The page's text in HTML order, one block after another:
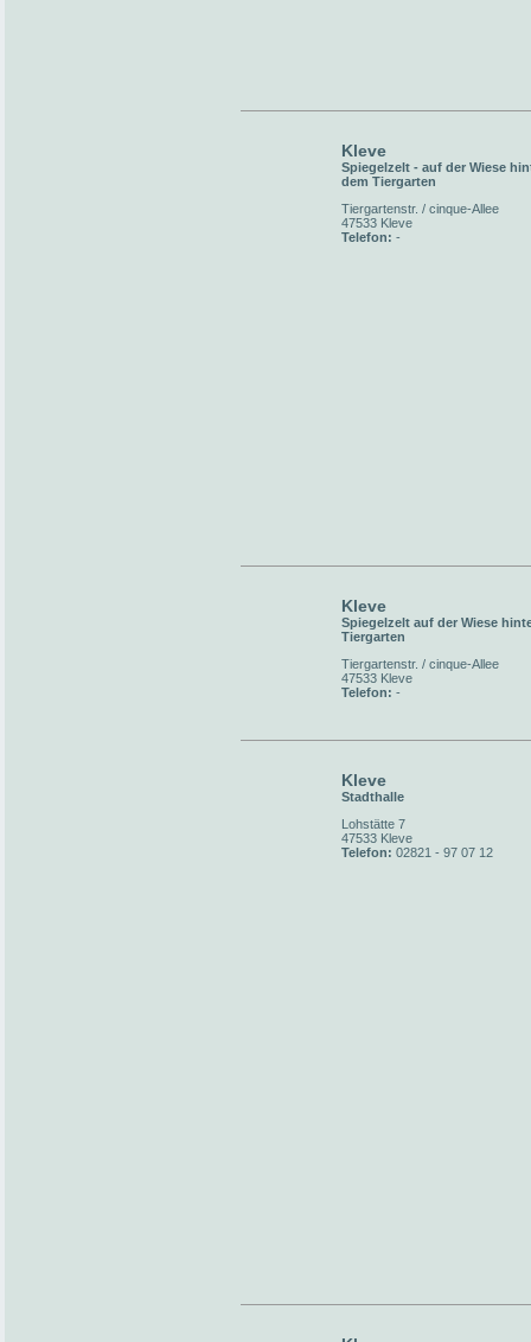
Kleve
Spiegelzelt - auf der Wiese
dem Tiergarten
Tiergartenstr. / cinque-Allee
47533 Kleve
Telefon: -
Kleve
Spiegelzelt auf der Wiese
Tiergarten
Tiergartenstr. / cinque-Allee
47533 Kleve
Telefon: -
Kleve
Stadthalle
Lohstätte 7
47533 Kleve
Telefon: 02821 - 97 07 12